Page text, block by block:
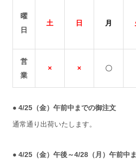
曜
日
土 日 月
営
業
× × 〇
● 4/25（金）午前中までの御注文
通常通り出荷いたします。
● 4/25（金）午後～4/28（月）午前中